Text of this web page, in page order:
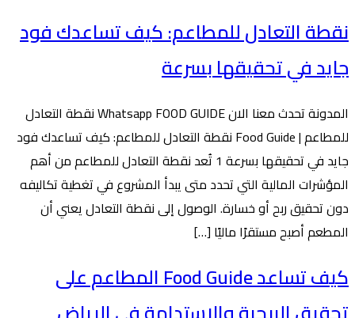
نقطة التعادل للمطاعم: كيف تساعدك فود
جايد في تحقيقها بسرعة
المدونة تحدث معنا الان Whatsapp FOOD GUIDE نقطة التعادل
للمطاعم | Food Guide نقطة التعادل للمطاعم: كيف تساعدك فود
جايد في تحقيقها بسرعة 1 تُعد نقطة التعادل للمطاعم من أهم
المؤشرات المالية التي تحدد متى يبدأ المشروع في تغطية تكاليفه
دون تحقيق ربح أو خسارة. الوصول إلى نقطة التعادل يعني أن
المطعم أصبح مستقرًا ماليًا […]
كيف تساعد Food Guide المطاعم على